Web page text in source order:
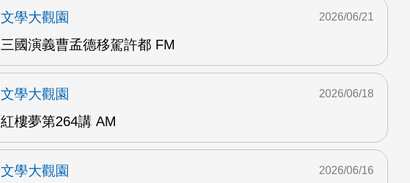
文學大觀園
三國演義曹孟德移駕許都 FM
2026/06/21
文學大觀園
紅樓夢第264講 AM
2026/06/18
文學大觀園 2026/06/16